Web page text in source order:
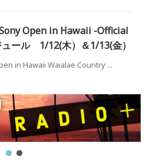
Sony Open in Hawaii -Official
ール 1/12(木）＆1/13(金）
in Hawaii Waialae Country ...